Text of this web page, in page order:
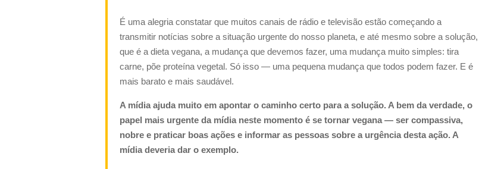
É uma alegria constatar que muitos canais de rádio e televisão estão começando a
transmitir notícias sobre a situação urgente do nosso planeta, e até mesmo sobre a solução,
que é a dieta vegana, a mudança que devemos fazer, uma mudança muito simples: tira
carne, põe proteína vegetal. Só isso — uma pequena mudança que todos podem fazer. E é
mais barato e mais saudável.
A mídia ajuda muito em apontar o caminho certo para a solução. A bem da verdade, o
papel mais urgente da mídia neste momento é se tornar vegana — ser compassiva,
nobre e praticar boas ações e informar as pessoas sobre a urgência desta ação. A
mídia deveria dar o exemplo.